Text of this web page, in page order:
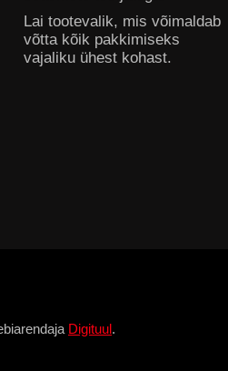
Lai tootevalik, mis võimaldab
võtta kõik pakkimiseks
vajaliku ühest kohast.
Digituul.